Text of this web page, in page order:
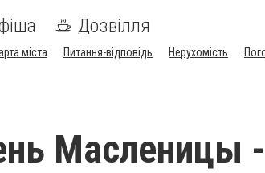
Дозвілля
міста Питання-відповідь Нерухомість
Масленицы -